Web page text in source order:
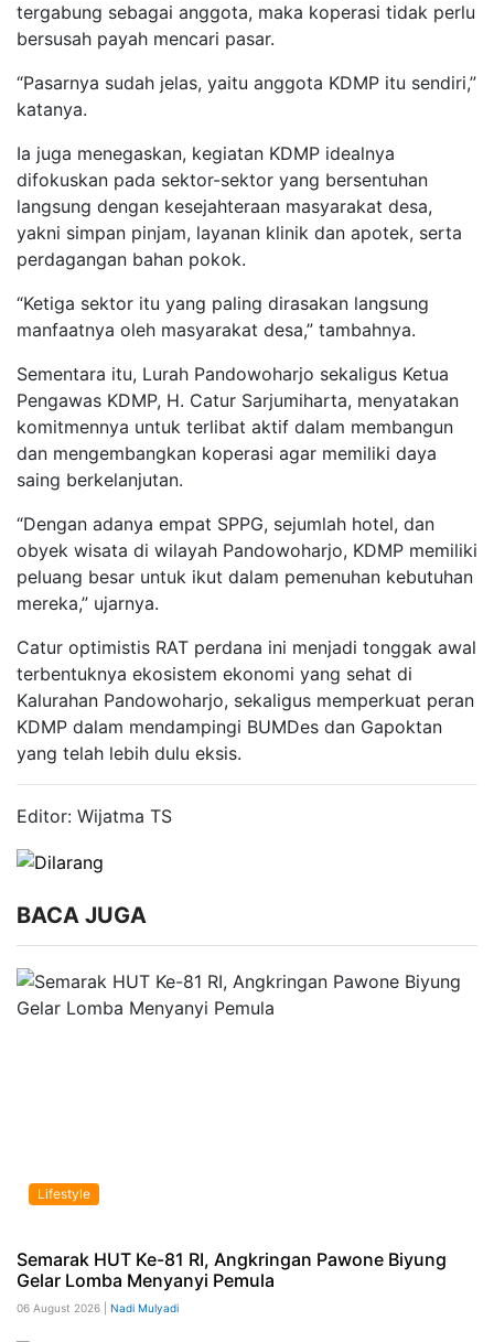
tergabung sebagai anggota, maka koperasi tidak perlu
bersusah payah mencari pasar.
“Pasarnya sudah jelas, yaitu anggota KDMP itu sendiri,”
katanya.
Ia juga menegaskan, kegiatan KDMP idealnya
difokuskan pada sektor-sektor yang bersentuhan
langsung dengan kesejahteraan masyarakat desa,
yakni simpan pinjam, layanan klinik dan apotek, serta
perdagangan bahan pokok.
“Ketiga sektor itu yang paling dirasakan langsung
manfaatnya oleh masyarakat desa,” tambahnya.
Sementara itu, Lurah Pandowoharjo sekaligus Ketua
Pengawas KDMP, H. Catur Sarjumiharta, menyatakan
komitmennya untuk terlibat aktif dalam membangun
dan mengembangkan koperasi agar memiliki daya
saing berkelanjutan.
“Dengan adanya empat SPPG, sejumlah hotel, dan
obyek wisata di wilayah Pandowoharjo, KDMP memiliki
peluang besar untuk ikut dalam pemenuhan kebutuhan
mereka,” ujarnya.
Catur optimistis RAT perdana ini menjadi tonggak awal
terbentuknya ekosistem ekonomi yang sehat di
Kalurahan Pandowoharjo, sekaligus memperkuat peran
KDMP dalam mendampingi BUMDes dan Gapoktan
yang telah lebih dulu eksis.
Editor: Wijatma TS
BACA JUGA
Lifestyle
Semarak HUT Ke-81 RI, Angkringan Pawone Biyung
Gelar Lomba Menyanyi Pemula
06 August 2026 | Nadi Mulyadi